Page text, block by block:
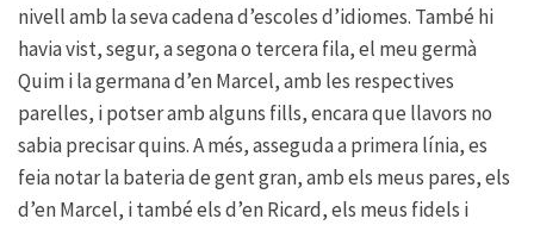
nivell amb la seva cadena d’escoles d’idiomes. També hi
havia vist, segur, a segona o tercera fila, el meu germà
Quim i la germana d’en Marcel, amb les respectives
parelles, i potser amb alguns fills, encara que llavors no
sabia precisar quins. A més, asseguda a primera línia, es
feia notar la bateria de gent gran, amb els meus pares, els
d’en Marcel, i també els d’en Ricard, els meus fidels i